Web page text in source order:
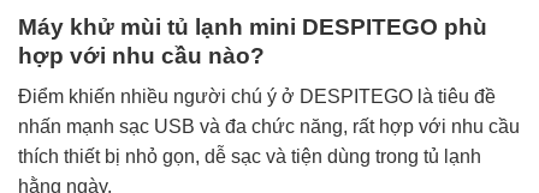
Máy khử mùi tủ lạnh mini DESPITEGO phù
hợp với nhu cầu nào?
Điểm khiến nhiều người chú ý ở DESPITEGO là tiêu đề
nhấn mạnh sạc USB và đa chức năng, rất hợp với nhu cầu
thích thiết bị nhỏ gọn, dễ sạc và tiện dùng trong tủ lạnh
hằng ngày.